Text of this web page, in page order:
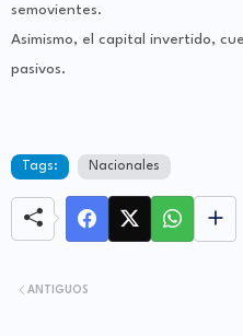
semovientes.
Asimismo, el capital invertido,
pasivos.
Tags: Nacionales
ANTIGUOS